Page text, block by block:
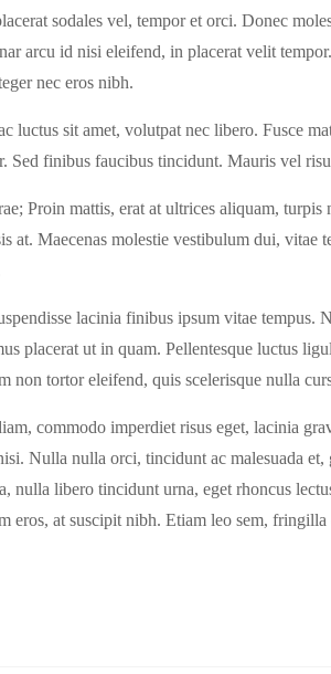
sodales vel, tempor et orci. Donec
arcu id nisi eleifend, in placerat velit
nec eros nibh.
luctus sit amet, volutpat nec libero. Fusce
Sed finibus faucibus tincidunt. Mauris vel
Proin mattis, erat at ultrices aliquam,
Maecenas molestie vestibulum dui, vitae
lacinia finibus ipsum vitae tempus.
placerat ut in quam. Pellentesque luctus
tortor eleifend, quis scelerisque nulla
commodo imperdiet risus eget, lacinia
Nulla nulla orci, tincidunt ac malesuada
nulla libero tincidunt urna, eget rhoncus
at suscipit nibh. Etiam leo sem,